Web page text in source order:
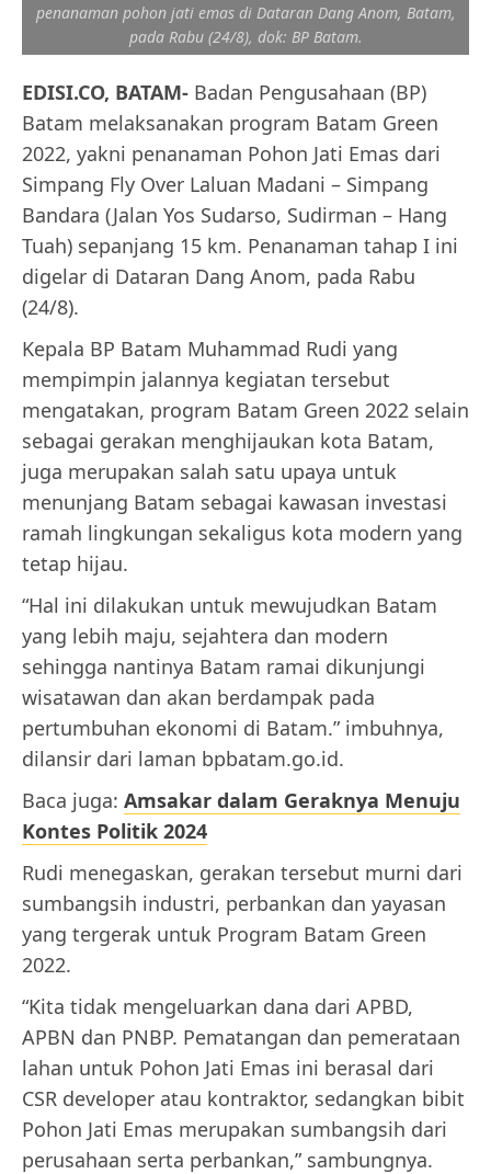
penanaman pohon jati emas di Dataran Dang Anom, Batam,
pada Rabu (24/8), dok: BP Batam.
EDISI.CO, BATAM- Badan Pengusahaan (BP)
Batam melaksanakan program Batam Green
2022, yakni penanaman Pohon Jati Emas dari
Simpang Fly Over Laluan Madani – Simpang
Bandara (Jalan Yos Sudarso, Sudirman – Hang
Tuah) sepanjang 15 km. Penanaman tahap I ini
digelar di Dataran Dang Anom, pada Rabu
(24/8).
Kepala BP Batam Muhammad Rudi yang
mempimpin jalannya kegiatan tersebut
mengatakan, program Batam Green 2022 selain
sebagai gerakan menghijaukan kota Batam,
juga merupakan salah satu upaya untuk
menunjang Batam sebagai kawasan investasi
ramah lingkungan sekaligus kota modern yang
tetap hijau.
“Hal ini dilakukan untuk mewujudkan Batam
yang lebih maju, sejahtera dan modern
sehingga nantinya Batam ramai dikunjungi
wisatawan dan akan berdampak pada
pertumbuhan ekonomi di Batam.” imbuhnya,
dilansir dari laman bpbatam.go.id.
Baca juga: Amsakar dalam Geraknya Menuju
Kontes Politik 2024
Rudi menegaskan, gerakan tersebut murni dari
sumbangsih industri, perbankan dan yayasan
yang tergerak untuk Program Batam Green
2022.
“Kita tidak mengeluarkan dana dari APBD,
APBN dan PNBP. Pematangan dan pemerataan
lahan untuk Pohon Jati Emas ini berasal dari
CSR developer atau kontraktor, sedangkan bibit
Pohon Jati Emas merupakan sumbangsih dari
perusahaan serta perbankan,” sambungnya.